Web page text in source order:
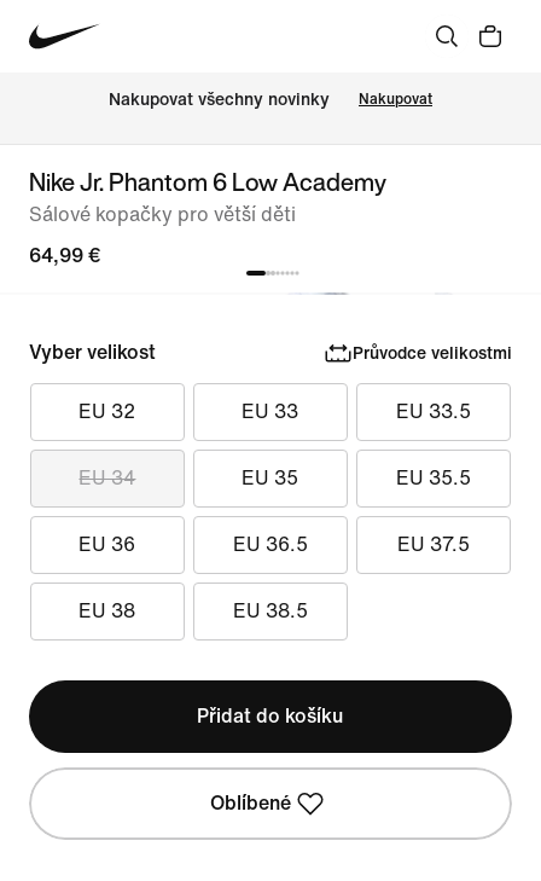
Nakupovat všechny novinky Nakupovat
Nike Jr. Phantom 6 Low Academy
Sálové kopačky pro větší děti
64,99 €
Vyber velikost Průvodce velikostmi
EU 32 EU 33 EU 33.5
EU 34 EU 35 EU 35.5
EU 36 EU 36.5 EU 37.5
EU 38 EU 38.5
Přidat do košíku
Oblíbené